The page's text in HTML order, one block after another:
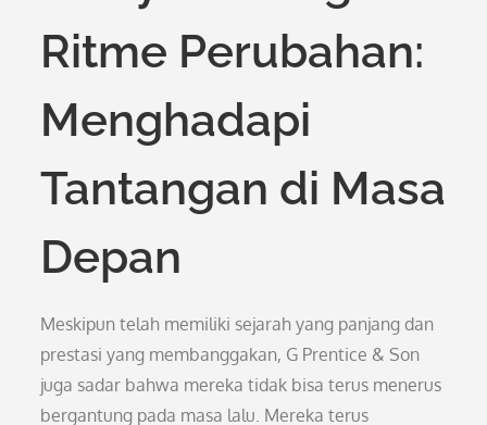
Ritme Perubahan:
Menghadapi
Tantangan di Masa
Depan
Meskipun telah memiliki sejarah yang panjang dan
prestasi yang membanggakan, G Prentice & Son
juga sadar bahwa mereka tidak bisa terus menerus
bergantung pada masa lalu. Mereka terus